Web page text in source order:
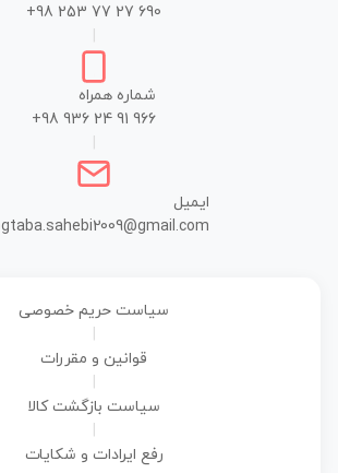
+98 253 77 27 690
شماره همراه
+98 936 24 91 966
ایمیل
سیاست حریم خصوصی
قوانین و مقررات
سیاست بازگشت کالا
رفع ایرادات و شکایات